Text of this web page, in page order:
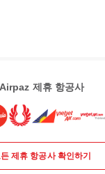
Airpaz 제휴 항공사
든 제휴 항공사 확인하기